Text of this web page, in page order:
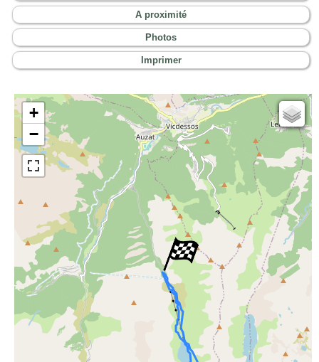
A proximité
Photos
Imprimer
+
−
Cartes IGN
Open Topo Map
Open Street Map
ESRI Word Imagery
Photographies aériennes